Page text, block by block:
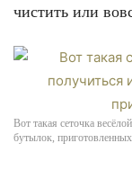
чистить или
Вот такая сеточка
бутылок,